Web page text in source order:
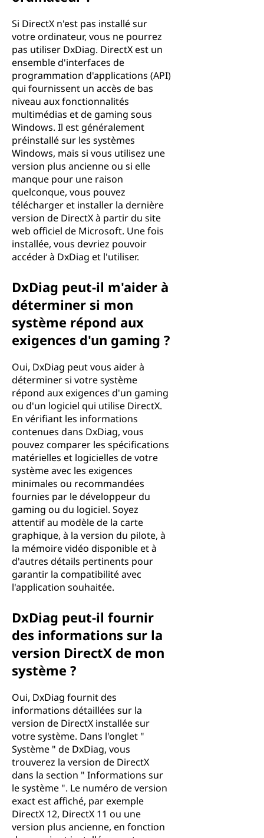
Si DirectX n'est pas installé sur
votre ordinateur, vous ne pourrez
pas utiliser DxDiag. DirectX est un
ensemble d'interfaces de
programmation d'applications (API)
qui fournissent un accès de bas
niveau aux fonctionnalités
multimédias et de gaming sous
Windows. Il est généralement
préinstallé sur les systèmes
Windows, mais si vous utilisez une
version plus ancienne ou si elle
manque pour une raison
quelconque, vous pouvez
télécharger et installer la dernière
version de DirectX à partir du site
web officiel de Microsoft. Une fois
installée, vous devriez pouvoir
accéder à DxDiag et l'utiliser.
DxDiag peut-il m'aider à
déterminer si mon
système répond aux
exigences d'un gaming ?
Oui, DxDiag peut vous aider à
déterminer si votre système
répond aux exigences d'un gaming
ou d'un logiciel qui utilise DirectX.
En vérifiant les informations
contenues dans DxDiag, vous
pouvez comparer les spécifications
matérielles et logicielles de votre
système avec les exigences
minimales ou recommandées
fournies par le développeur du
gaming ou du logiciel. Soyez
attentif au modèle de la carte
graphique, à la version du pilote, à
la mémoire vidéo disponible et à
d'autres détails pertinents pour
garantir la compatibilité avec
l'application souhaitée.
DxDiag peut-il fournir
des informations sur la
version DirectX de mon
système ?
Oui, DxDiag fournit des
informations détaillées sur la
version de DirectX installée sur
votre système. Dans l'onglet "
Système " de DxDiag, vous
trouverez la version de DirectX
dans la section " Informations sur
le système ". Le numéro de version
exact est affiché, par exemple
DirectX 12, DirectX 11 ou une
version plus ancienne, en fonction